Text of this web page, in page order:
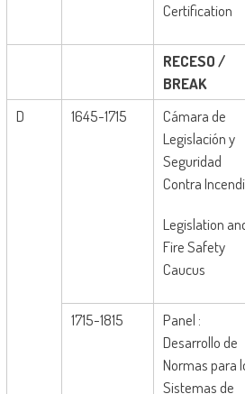
Certification
RECESO/
BREAK
D
1645-1715
Cámara de
Legislación y
Seguridad
Contra
Legislation
Fire Safety
Caucus
1715-1815
Panel :
Desarrollo de
Normas para
Sistemas de